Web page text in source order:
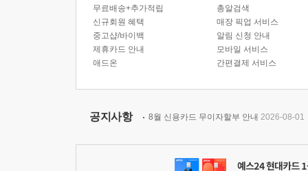
무료배송+추가적립
신규회원 혜택
중고샵/바이백
제휴카드 안내
애드온
총알검색
매장 픽업 서비스
알림 신청 안내
모바일 서비스
간편결제 서비스
공지사항 8월 신용카드 무이자할부 안내 2026-08-01